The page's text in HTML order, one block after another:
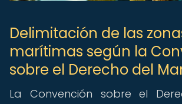
Delimitación de las
marítimas según la
sobre el Derecho del
La Convención sobre el